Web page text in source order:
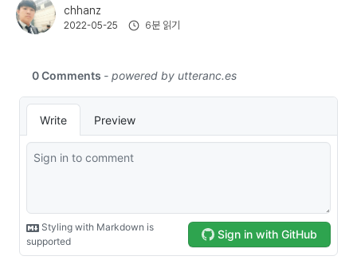
chhanz
2022-05-25 6분 읽기